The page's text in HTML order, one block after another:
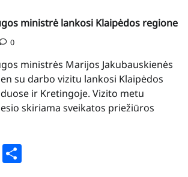
ministrė lankosi Klaipėdos regione
0
ministrės Marijos Jakubauskienės
su darbo vizitu lankosi Klaipėdos
ir Kretingoje. Vizito metu
skiriama sveikatos priežiūros
Email